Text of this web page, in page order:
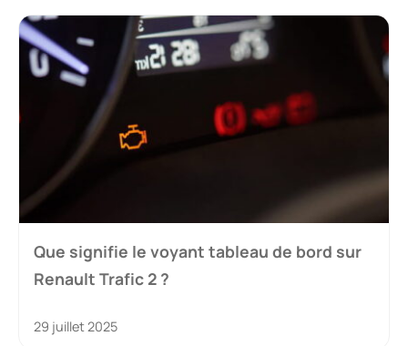
Que signifie le voyant tableau de bord sur
Renault Trafic 2 ?
29 juillet 2025